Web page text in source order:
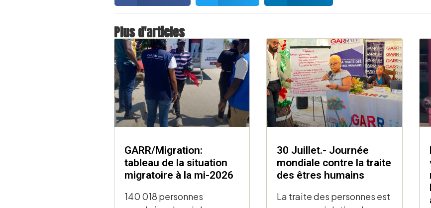
Plus d'articles
GARR/Migration:
tableau de la situation
migratoire à la mi-2026
140 018 personnes
30 Juillet.- Journée
mondiale contre la traite
des êtres humains
La traite des personnes est